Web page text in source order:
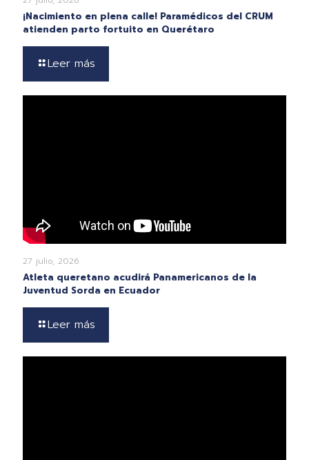
¡Nacimiento en plena calle! Paramédicos del CRUM
atienden parto fortuito en Querétaro
Leer más
27 julio, 2026
Atleta queretano acudirá Panamericanos de la
Juventud Sorda en Ecuador
Leer más